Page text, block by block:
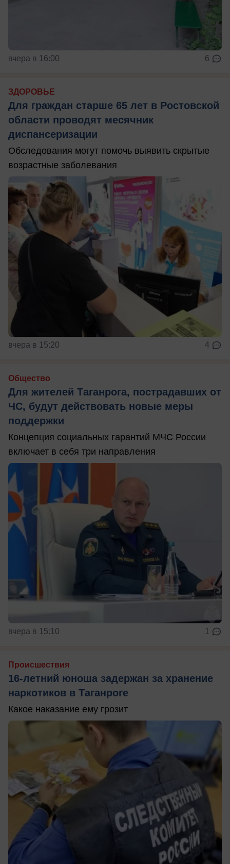
вчера в 16:00 6
ЗДОРОВЬЕ
Для граждан старше 65 лет в Ростовской
области проводят месячник
диспансеризации
Обследования могут помочь выявить скрытые
возрастные заболевания
вчера в 15:20 4
Общество
Для жителей Таганрога, пострадавших от
ЧС, будут действовать новые меры
поддержки
Концепция социальных гарантий МЧС России
включает в себя три направления
вчера в 15:10 1
Происшествия
16-летний юноша задержан за хранение
наркотиков в Таганроге
Какое наказание ему грозит